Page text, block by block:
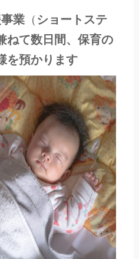
業（ ショートステ
ねて数日間、保育の
を預かります